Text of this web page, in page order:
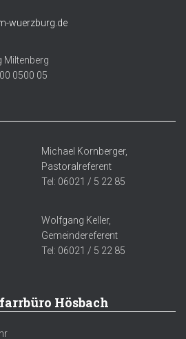
wuerzburg.de
Miltenberg
0500 05
Michael Kornberger,
Pastoralreferent
Tel: 06021 / 5 22 85
Wolfgang Keller,
Gemeindereferent
Tel: 06021 / 5 22 85
Hösbach